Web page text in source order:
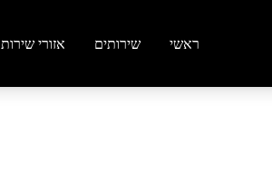
ראשי שירותים אזורי שירות